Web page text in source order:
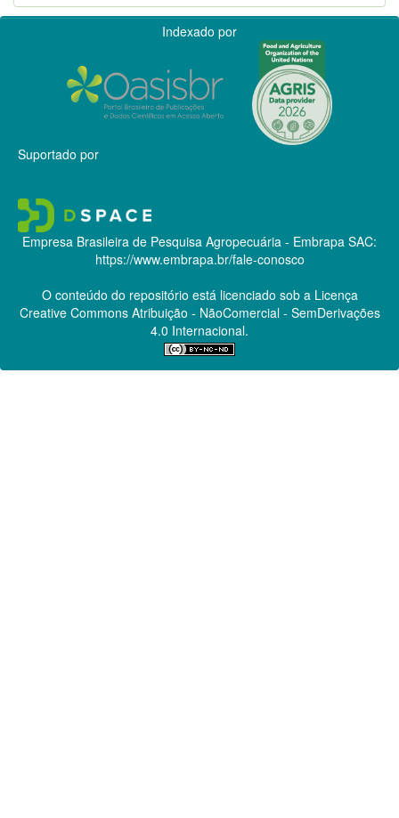
Indexado por
Suportado por
Empresa Brasileira de Pesquisa Agropecuária - Embrapa SAC:
https://www.embrapa.br/fale-conosco
O conteúdo do repositório está licenciado sob a Licença
Creative CommonsAtribuição - NãoComercial - SemDerivações
4.0 Internacional.